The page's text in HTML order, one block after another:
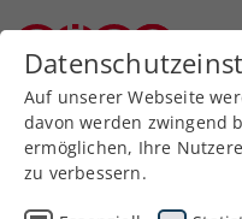
Zurück zur
ATP
Auf unserer Webseite
davon werden zwingend
ermöglichen, Ihre
zu verbessern.